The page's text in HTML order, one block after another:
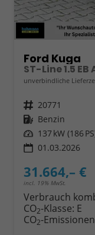
Ford Kuga
unverbindliche
Fahrzeugnr. 20771
Kraftstoff Benzin
Leistung 137 kW (186
01.03.2026
31.664,– €
incl. 19% MwSt.
Verbrauch
CO2-Klasse: E
CO2-